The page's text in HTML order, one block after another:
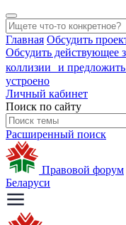
Главная Обсудить
Обсудить действующее
коллизии и
устроено
Личный кабинет
Поиск по сайту
Расширенный поиск
Правовой форум
Беларуси